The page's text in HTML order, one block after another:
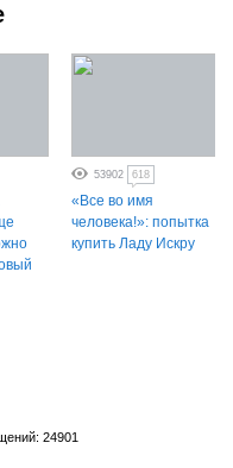
53902 618
«Все во имя
человека!»: попытка
купить Ладу Искру
24901